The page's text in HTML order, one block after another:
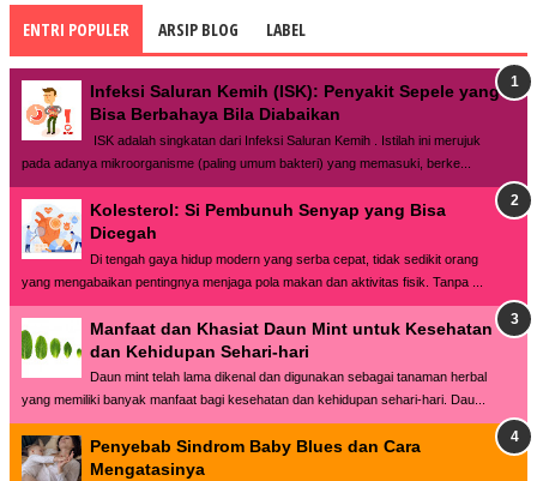
ENTRI POPULER ARSIP BLOG LABEL
Infeksi Saluran Kemih (ISK): Penyakit Sepele yang
Bisa Berbahaya Bila Diabaikan
ISK adalah singkatan dari Infeksi Saluran Kemih . Istilah ini merujuk
pada adanya mikroorganisme (paling umum bakteri) yang memasuki, berke...
Kolesterol: Si Pembunuh Senyap yang Bisa
Dicegah
Di tengah gaya hidup modern yang serba cepat, tidak sedikit orang
yang mengabaikan pentingnya menjaga pola makan dan aktivitas fisik. Tanpa ...
Manfaat dan Khasiat Daun Mint untuk Kesehatan
dan Kehidupan Sehari-hari
Daun mint telah lama dikenal dan digunakan sebagai tanaman herbal
yang memiliki banyak manfaat bagi kesehatan dan kehidupan sehari-hari. Dau...
Penyebab Sindrom Baby Blues dan Cara
Mengatasinya